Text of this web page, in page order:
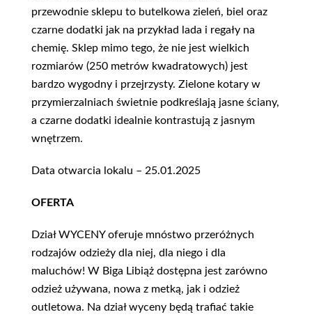
przewodnie sklepu to butelkowa zieleń, biel oraz
czarne dodatki jak na przykład lada i regały na
chemię. Sklep mimo tego, że nie jest wielkich
rozmiarów (250 metrów kwadratowych) jest
bardzo wygodny i przejrzysty. Zielone kotary w
przymierzalniach świetnie podkreślają jasne ściany,
a czarne dodatki idealnie kontrastują z jasnym
wnętrzem.
Data otwarcia lokalu – 25.01.2025
OFERTA
Dział WYCENY oferuje mnóstwo przeróżnych
rodzajów odzieży dla niej, dla niego i dla
maluchów! W Biga Libiąż dostępna jest zarówno
odzież używana, nowa z metką, jak i odzież
outletowa. Na dział wyceny będą trafiać takie